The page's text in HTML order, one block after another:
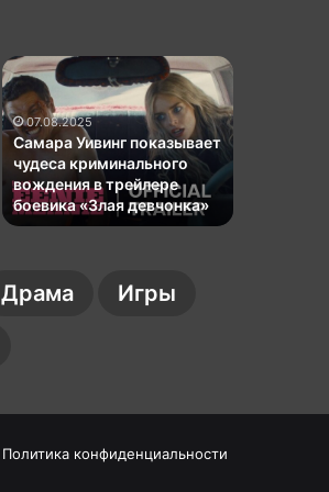
Самара
Уивинг
показывает
чудеса
криминального
вождения
трейлере
девчонка»
07.08.2025
Самара Уивинг показывает
чудеса криминального
вождения в трейлере
боевика «Злая девчонка»
Драма
Игры
Политика конфиденциальности